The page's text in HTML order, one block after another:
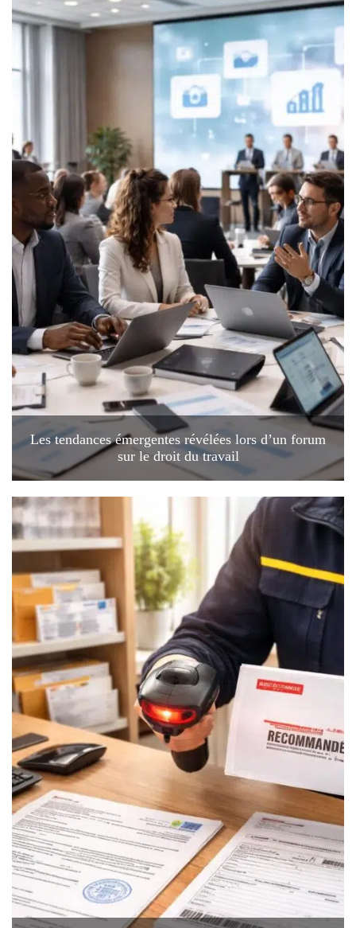
Les tendances émergentes révélées lors d’un forum
sur le droit du travail